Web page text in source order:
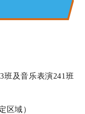
班及音乐表演241班
区域）